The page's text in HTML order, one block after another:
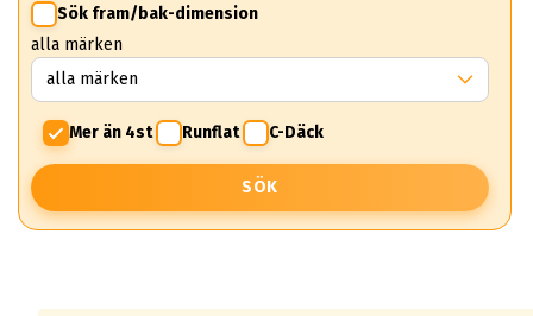
Sök fram/bak-dimension
alla märken
Mer än 4st Runflat C-Däck
SÖK